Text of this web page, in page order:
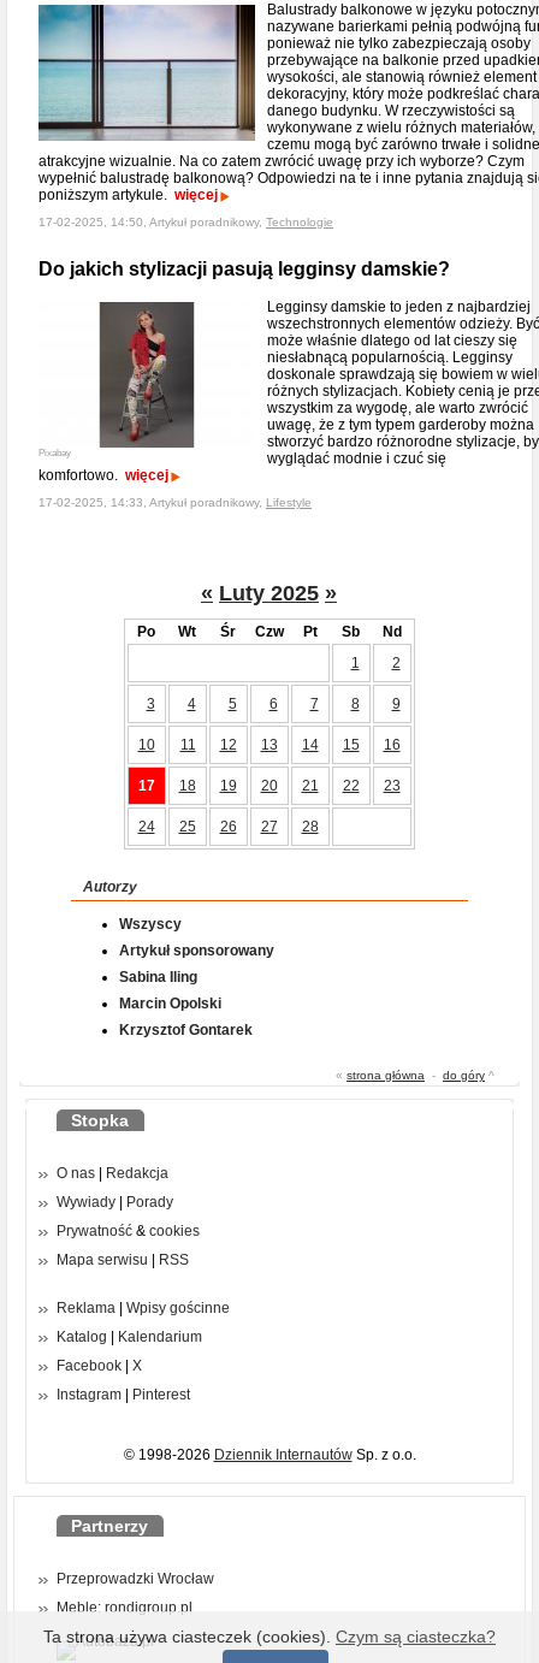
Balustrady balkonowe w języku
nazywane barierkami pełnią podwójną
ponieważ nie tylko zabezpieczają osoby
przebywające na balkonie przed
wysokości, ale stanowią również element
dekoracyjny, który może podkreślać
danego budynku. W rzeczywistości są
wykonywane z wielu różnych
czemu mogą być zarówno trwałe i
atrakcyjne wizualnie. Na co zatem zwrócić uwagę przy ich wyborze? Czym
wypełnić balustradę balkonową? Odpowiedzi na te i inne pytania znajdują
poniższym artykule. więcej
17-02-2025, 14:50, Artykuł poradnikowy, Technologie
Do jakich stylizacji pasują legginsy damskie?
Pixabay
Legginsy damskie to jeden z najbardziej
wszechstronnych elementów odzieży. Być
może właśnie dlatego od lat cieszy się
niesłabnącą popularnością. Legginsy
doskonale sprawdzają się bowiem w
różnych stylizacjach. Kobiety cenią je
wszystkim za wygodę, ale warto zwrócić
uwagę, że z tym typem garderoby można
stworzyć bardzo różnorodne stylizacje, by
wyglądać modnie i czuć się
komfortowo. więcej
17-02-2025, 14:33, Artykuł poradnikowy, Lifestyle
« Luty 2025 »
Po Wt Śr Czw Pt Sb
Nd
1
2
3 4 5 6 7 8 9
10 11 12 13 14 15 16
17 18 19 20 21 22 23
24 25 26 27 28
Autorzy
Wszyscy
Artykuł sponsorowany
Sabina Iling
Marcin Opolski
Krzysztof Gontarek
« strona główna - do góry ^
Stopka
O nas
Redakcja
Wywiady
Porady
Prywatność & cookies
Mapa serwisu
RSS
Reklama
Wpisy gościnne
Katalog
Kalendarium
Facebook
X
Instagram
Pinterest
© 1998-2026 Dziennik InternautówSp. z o.o.
Partnerzy
Przeprowadzki Wrocław
Meble: rondigroup.pl
Ta strona używa ciasteczek (cookies). Czym są ciasteczka?